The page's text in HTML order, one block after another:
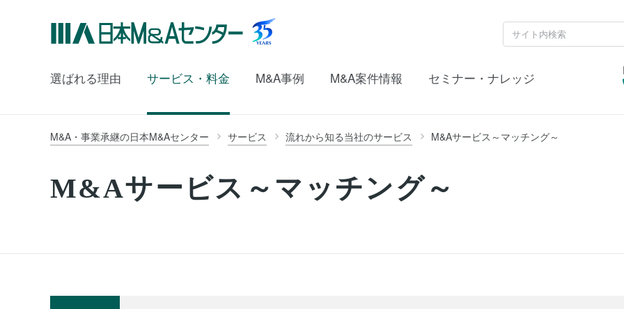
選ばれる理由 サービス・料金 M&A事例 M&A案件情報 セミナー・ナレッジ
M&A・事業承継の日本M&Aセンター サービス 流れから知る当社のサービス M&Aサービス～マッチング～
M&Aサービス～マッチング～